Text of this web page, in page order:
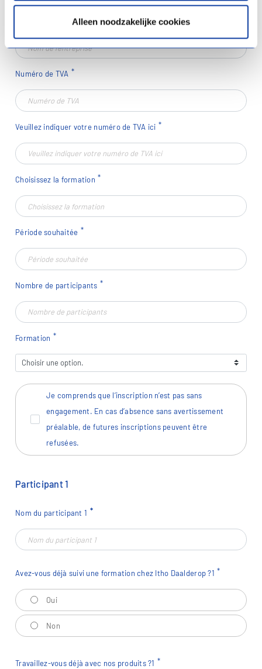
Alleen noodzakelijke cookies
Nom de l'entreprise
Numéro de TVA
Veuillez indiquer votre numéro de TVA ici
Choisissez la formation
Période souhaitée
Nombre de participants
Formation
Je comprends que l’inscription n’est pas sans
engagement. En cas d’absence sans avertissement
préalable, de futures inscriptions peuvent être
refusées.
Participant1
Nom du participant 1
Avez-vous déjà suivi une formation chez Itho Daalderop ?1
Oui
Non
Travaillez-vous déjà avec nos produits ?1